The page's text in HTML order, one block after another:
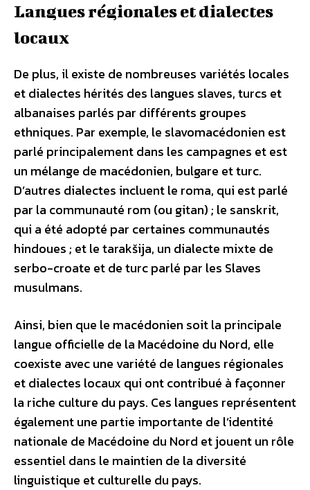
Langues régionales et dialectes
locaux
De plus, il existe de nombreuses variétés locales
et dialectes hérités des langues slaves, turcs et
albanaises parlés par différents groupes
ethniques. Par exemple, le slavomacédonien est
parlé principalement dans les campagnes et est
un mélange de macédonien, bulgare et turc.
D’autres dialectes incluent le roma, qui est parlé
par la communauté rom (ou gitan) ; le sanskrit,
qui a été adopté par certaines communautés
hindoues ; et le tarakšija, un dialecte mixte de
serbo-croate et de turc parlé par les Slaves
musulmans.
Ainsi, bien que le macédonien soit la principale
langue officielle de la Macédoine du Nord, elle
coexiste avec une variété de langues régionales
et dialectes locaux qui ont contribué à façonner
la riche culture du pays. Ces langues représentent
également une partie importante de l’identité
nationale de Macédoine du Nord et jouent un rôle
essentiel dans le maintien de la diversité
linguistique et culturelle du pays.